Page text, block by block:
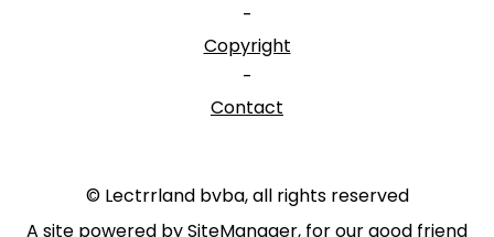
-
Copyright
-
Contact
© Lectrrland bvba, all rights reserved
A site powered by SiteManager, for our good friend